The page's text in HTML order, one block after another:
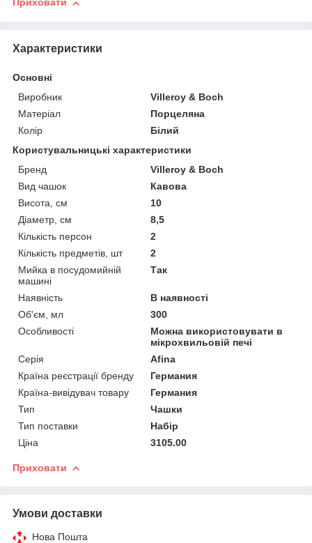
Приховати
Характеристики
Основні
Виробник
Villeroy & Boch
Матеріал
Порцеляна
Колір
Білий
Користувальницькі характеристики
Бренд
Villeroy & Boch
Вид чашок
Кавова
Висота, см
10
Діаметр, см
8,5
Кількість персон
2
Кількість предметів, шт
2
Мийка в посудомийній
машині
Так
Наявність
В наявності
Об'єм, мл
300
Особливості
Можна використовувати в
мікрохвильовій печі
Серія
Afina
Країна реєстрації бренду
Германия
Країна-вивідувач товару
Германия
Тип
Чашки
Тип поставки
Набір
Ціна
3105.00
Приховати
Умови доставки
Нова Пошта